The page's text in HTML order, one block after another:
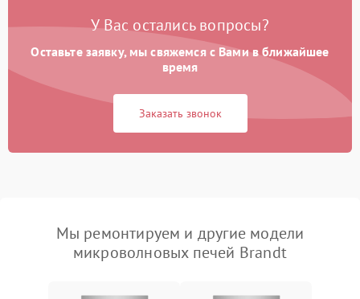
У Вас остались вопросы?
Оставьте заявку, мы свяжемся с Вами в ближайшее
время
Заказать звонок
Мы ремонтируем и другие модели
микроволновых печей Brandt